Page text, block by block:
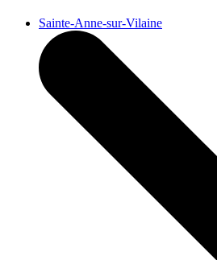
Sainte-Anne-sur-Vilaine